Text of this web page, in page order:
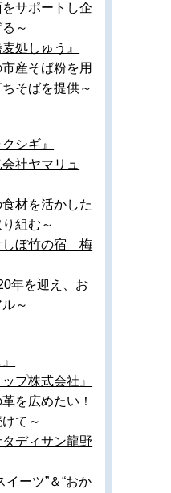
ートし企
～
麦処しゅう』
産そば粉を用
そばを提供～
シギ』
会社ヤマリュ
活かした
組む～
しぼ竹の宿 梅
年を迎え、お
～
ップ株式会社』
めたい！
て～
タディサン龍野
イーツ”＆“おか